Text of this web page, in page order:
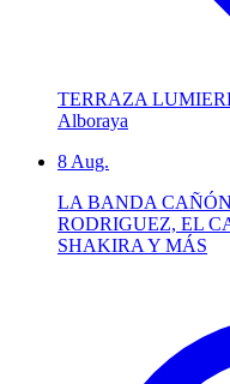
TERRAZA
Alboraya
8 Aug.
LA BANDA
RODRIGUEZ, EL
SHAKIRA Y MÁS